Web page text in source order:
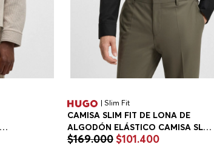
| Slim Fit
CAMISA SLIM FIT DE LONA DE
ALGODÓN ELÁSTICO CAMISA SLIM
FIT HOMBRE
$169.000 $101.400